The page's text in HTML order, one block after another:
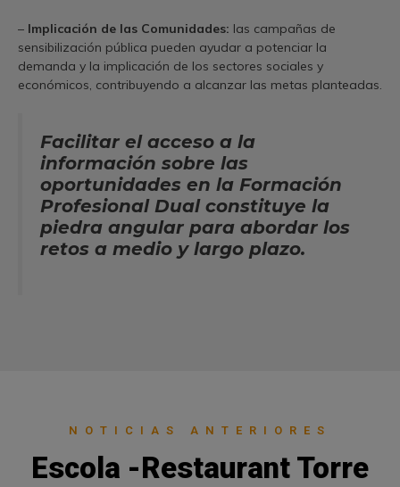
– Implicación de las Comunidades: las campañas de
sensibilización pública pueden ayudar a potenciar la
demanda y la implicación de los sectores sociales y
económicos, contribuyendo a alcanzar las metas planteadas.
Facilitar el acceso a la
información sobre las
oportunidades en la Formación
Profesional Dual constituye la
piedra angular para abordar los
retos a medio y largo plazo.
NOTICIAS ANTERIORES
Escola -Restaurant Torre